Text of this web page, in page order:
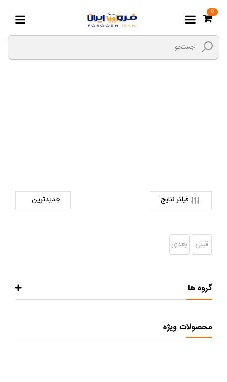
0
فیلتر نتایج
قبلی بعدی
گروه ها
محصولات ویژه